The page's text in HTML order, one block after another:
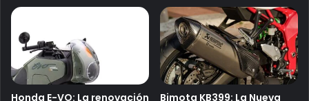
Honda E-VO: La renovación Bimota KB399: La Nueva